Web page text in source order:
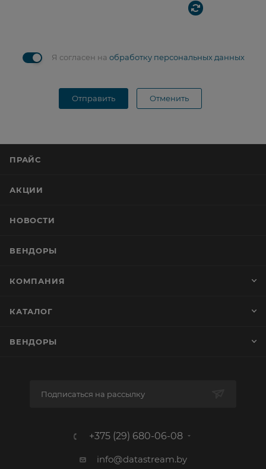
Я согласен на обработку персональных данных
Отправить Отменить
ПРАЙС
АКЦИИ
НОВОСТИ
ВЕНДОРЫ
КОМПАНИЯ
КАТАЛОГ
ВЕНДОРЫ
Подписаться на рассылку
+375 (29) 680-06-08
info@datastream.by